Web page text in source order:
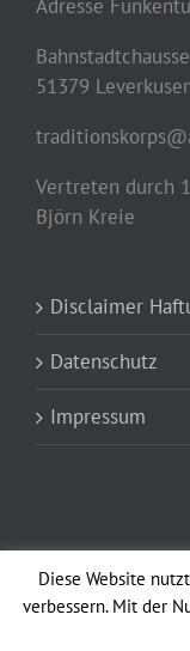
Adresse
51379
Vertreten durch
Björn Kreie
Disclaimer
Datenschutz
Impressum
Copyright 2012 - 2021
Diese Website
verbessern. Mit der